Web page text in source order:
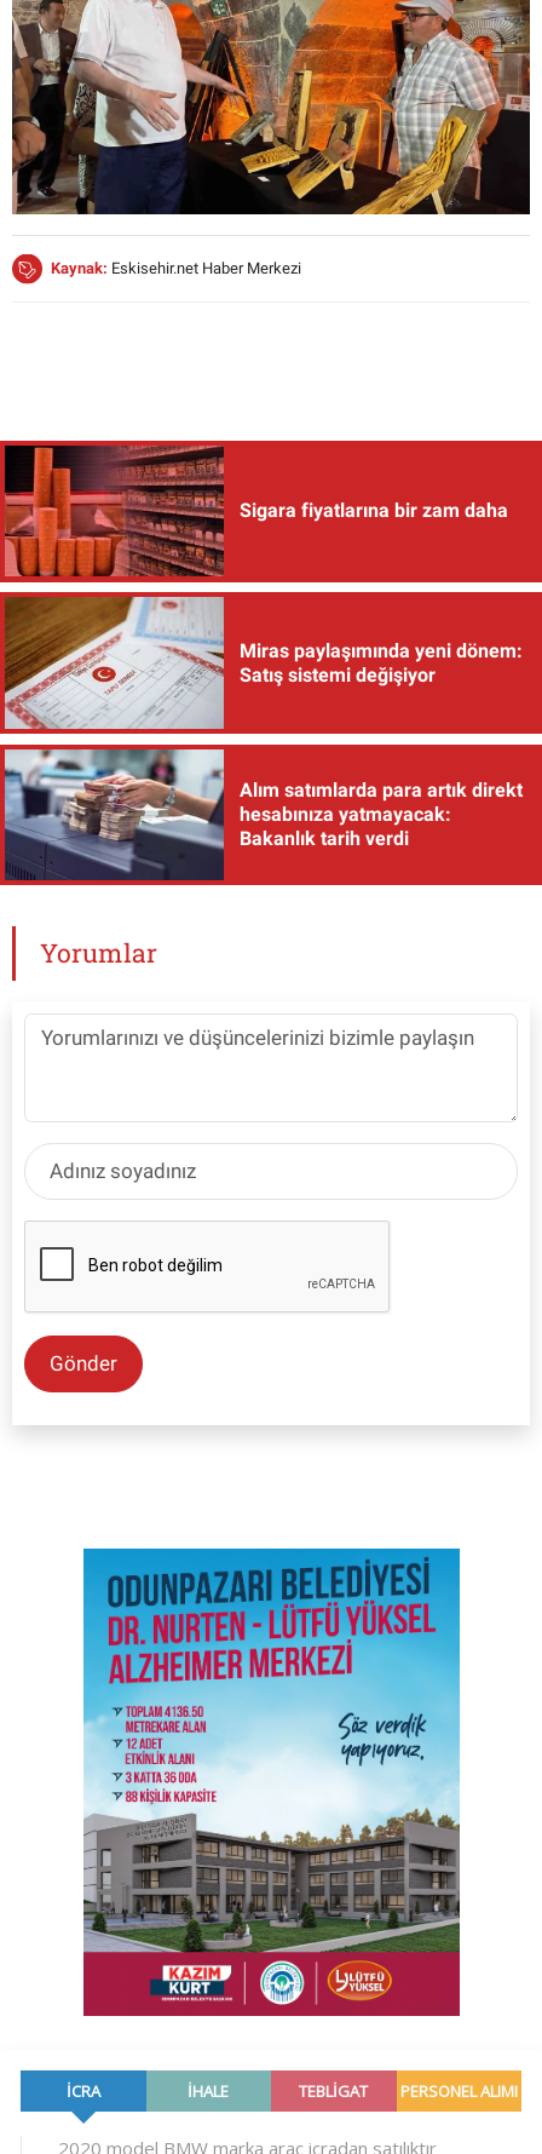
Kaynak: Eskisehir.net Haber Merkezi
Sigara fiyatlarına bir zam daha
Miras paylaşımında yeni dönem:
Satış sistemi değişiyor
Alım satımlarda para artık direkt
hesabınıza yatmayacak:
Bakanlık tarih verdi
Yorumlar
Gönder